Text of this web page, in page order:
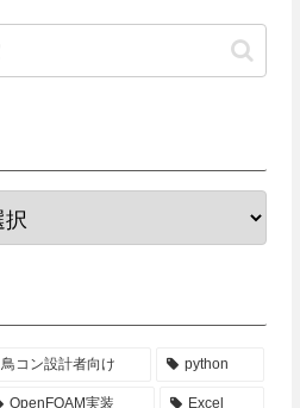
鳥コン設計者向け python
OpenFOAM実装 Excel